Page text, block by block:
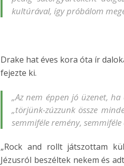
kultúrával, így próbálom
Drake hat éves kora óta ír
fejezte ki.
„Az nem éppen jó üzenet,
„törjünk-zúzzunk össze
semmiféle remény, semmiféle
„Rock and rollt játszottam
Jézusról beszéltek nekem és